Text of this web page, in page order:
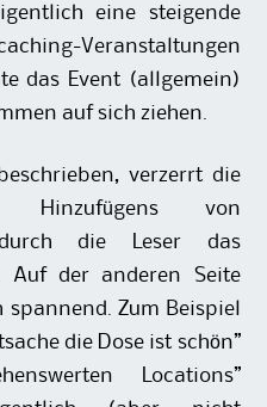
eine steigende
Veranstaltungen
das Event (allgemein)
auf sich ziehen.
verzerrt die
von
durch die Leser das
Auf der anderen Seite
spannend. Zum Beispiel
die Dose ist schön”
Locations”